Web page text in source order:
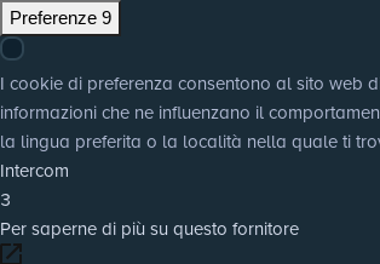
Preferenze 9
I cookie di preferenza consentono al sito web
informazioni che ne influenzano il
la lingua preferita o la località nella quale ti
Intercom
3
Per saperne di più su questo fornitore